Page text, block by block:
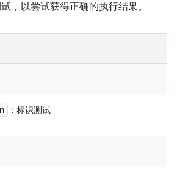
，以尝试获得正确的执行结果。
：标识测试